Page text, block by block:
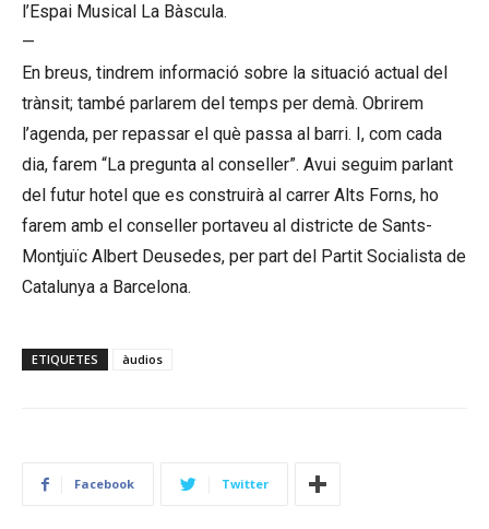
l’Espai Musical La Bàscula.
—
En breus, tindrem informació sobre la situació actual del
trànsit; també parlarem del temps per demà. Obrirem
l’agenda, per repassar el què passa al barri. I, com cada
dia, farem “La pregunta al conseller”. Avui seguim parlant
del futur hotel que es construirà al carrer Alts Forns, ho
farem amb el conseller portaveu al districte de Sants-
Montjuïc Albert Deusedes, per part del Partit Socialista de
Catalunya a Barcelona.
ETIQUETES àudios
Facebook Twitter